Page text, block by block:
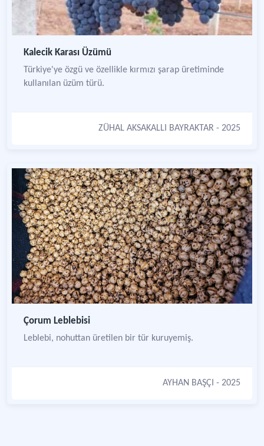
Kalecik Karası Üzümü
Türkiye'ye özgü ve özellikle kırmızı şarap üretiminde
kullanılan üzüm türü.
ZÜHAL AKSAKALLI BAYRAKTAR - 2025
Çorum Leblebisi
Leblebi, nohuttan üretilen bir tür kuruyemiş.
AYHAN BAŞÇI - 2025